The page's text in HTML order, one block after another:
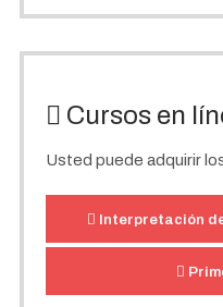
Cursos en
Usted puede adquirir
Interpretación